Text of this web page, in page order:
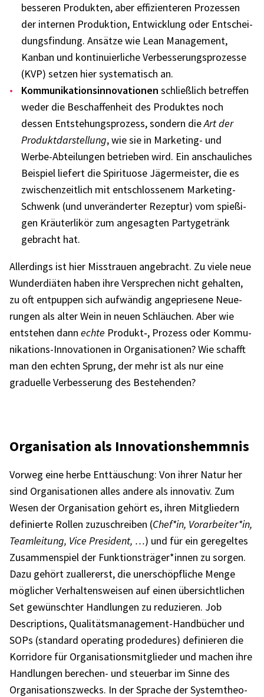
besse­ren Produk­ten, aber effi­zi­en­te­ren Prozes­sen
der inter­nen Produk­tion, Entwick­lung oder Entschei­
dungs­fin­dung. Ansätze wie Lean Manage­ment,
Kanban und konti­nu­ier­li­che Verbes­se­rungs­pro­zesse
(KVP) setzen hier syste­ma­tisch an.
Kommu­ni­ka­ti­ons­in­no­va­tio­nen schließ­lich betref­fen
weder die Beschaf­fen­heit des Produk­tes noch
dessen Entste­hungs­pro­zess, sondern dieArt der
Produkt­dar­stel­lung, wie sie in Marke­ting- und
Werbe-Abtei­lun­gen betrie­ben wird. Ein anschau­li­ches
Beispiel liefert die Spiri­tuose Jäger­meis­ter, die es
zwischen­zeit­lich mit entschlos­se­nem Marke­ting-
Schwenk (und unver­än­der­ter Rezep­tur) vom spie­ßi­
gen Kräu­ter­li­kör zum ange­sag­ten Party­ge­tränk
gebracht hat.
Aller­dings ist hier Miss­trauen ange­bracht. Zu viele neue
Wunder­diä­ten haben ihre Verspre­chen nicht gehal­ten,
zu oft entpup­pen sich aufwän­dig ange­prie­sene Neue­
run­gen als alter Wein in neuen Schläu­chen. Aber wie
entste­hen dann echte Produkt‑, Prozess oder Kommu­
ni­ka­ti­ons-Inno­va­tio­nen in Orga­ni­sa­tio­nen? Wie schafft
man den echten Sprung, der mehr ist als nur eine
gradu­elle Verbes­se­rung des Bestehen­den?
Orga­ni­sa­tion als Inno­va­ti­ons­hemm­nis
Vorweg eine herbe Enttäu­schung: Von ihrer Natur her
sind Orga­ni­sa­tio­nen alles andere als inno­va­tiv. Zum
Wesen der Orga­ni­sa­tion gehört es, ihren Mitglie­dern
defi­nierte Rollen zuzu­schrei­ben (Chef*in, Vorarbeiter*in,
Team­lei­tung, Vice Presi­dent, …) und für ein gere­gel­tes
Zusam­men­spiel der Funktionsträger*innen zu sorgen.
Dazu gehört zual­ler­erst, die uner­schöpf­li­che Menge
mögli­cher Verhal­tens­wei­sen auf einen über­sicht­li­chen
Set gewünsch­ter Hand­lun­gen zu redu­zie­ren. Job
Descrip­ti­ons, Quali­täts­ma­nage­ment-Hand­bü­cher und
SOPs (stan­dard opera­ting prode­du­res) defi­nie­ren die
Korri­dore für Orga­ni­sa­ti­ons­mit­glie­der und machen ihre
Hand­lun­gen bere­chen- und steu­er­bar im Sinne des
Orga­ni­sa­ti­ons­zwecks. In der Spra­che der System­theo­